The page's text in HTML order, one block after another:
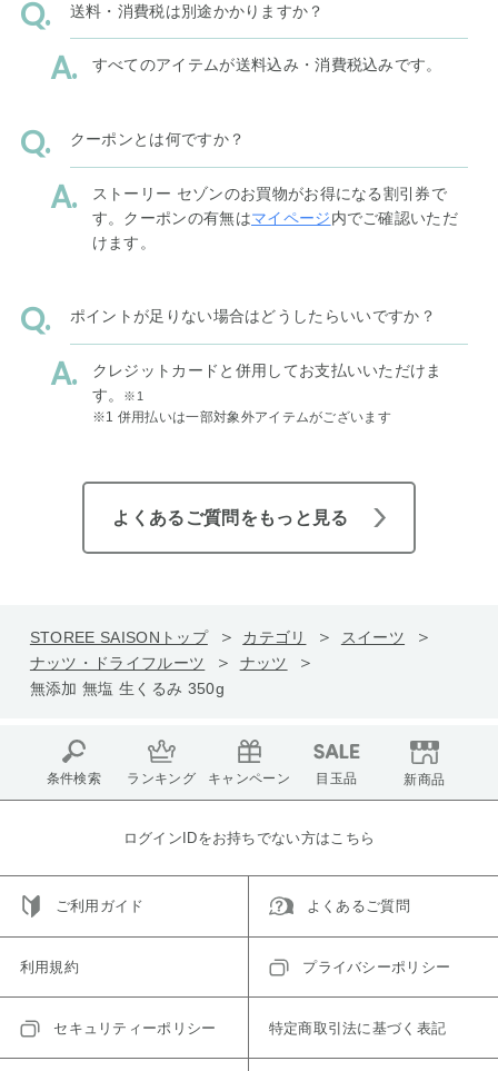
送料・消費税は別途かかりますか？
すべてのアイテムが送料込み・消費税込みです。
クーポンとは何ですか？
ストーリー セゾンのお買物がお得になる割引券で
す。クーポンの有無はマイページ内でご確認いただ
けます。
ポイントが足りない場合はどうしたらいいですか？
クレジットカードと併用してお支払いいただけま
す。
※1
※1 併用払いは一部対象外アイテムがございます
よくあるご質問をもっと見る
STOREE SAISONトップ カテゴリ
スイーツ
ナッツ・ドライフルーツ
ナッツ
無添加 無塩 生くるみ 350g
条件検索 ランキング キャンペーン 目玉品 新商品
ログインIDをお持ちでない方はこちら
ご利用ガイド よくあるご質問
利用規約 プライバシーポリシー
セキュリティーポリシー 特定商取引法に基づく表記